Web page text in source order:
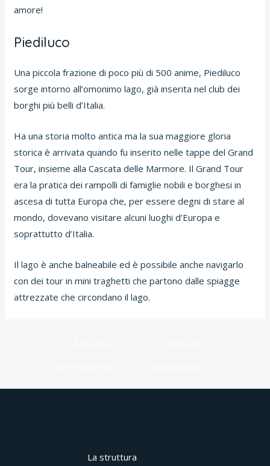
amore!
Piediluco
Una piccola frazione di poco più di 500 anime, Piediluco
sorge intorno all’omonimo lago, già inserita nel club dei
borghi più belli d’Italia.
Ha una storia molto antica ma la sua maggiore gloria
storica è arrivata quando fu inserito nelle tappe del Grand
Tour, insieme alla Cascata delle Marmore. Il Grand Tour
era la pratica dei rampolli di famiglie nobili e borghesi in
ascesa di tutta Europa che, per essere degni di stare al
mondo, dovevano visitare alcuni luoghi d’Europa e
soprattutto d’Italia.
Il lago è anche balneabile ed è possibile anche navigarlo
con dei tour in mini traghetti che partono dalle spiagge
attrezzate che circondano il lago.
La struttura